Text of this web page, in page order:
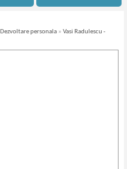
Dezvoltare personala »Vasi Radulescu -